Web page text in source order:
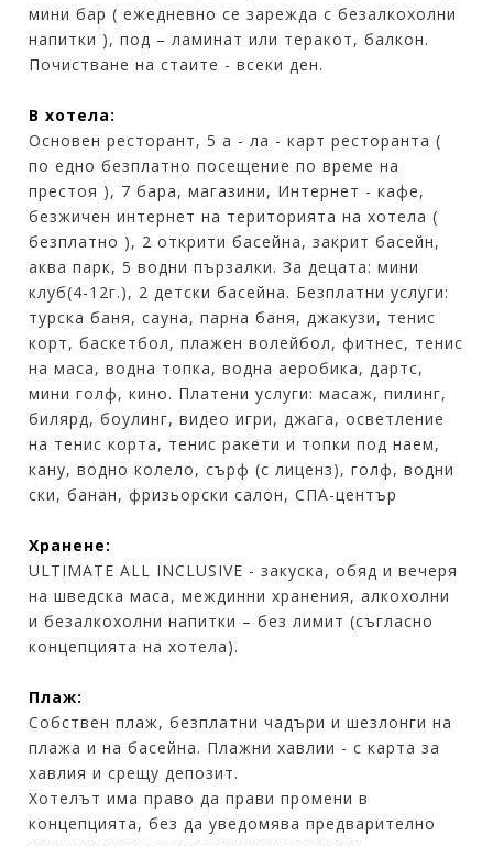
мини бар ( ежедневно се зарежда с безалкохолни
напитки ), под – ламинат или теракот, балкон.
Почистване на стаите - всеки ден.
В хотела:
Основен ресторант, 5 a - лa - карт ресторанта (
по едно безплатно посещение по време на
престоя ), 7 бара, магазини, Интернет - кафе,
безжичен интернет на територията на хотела (
безплатно ), 2 открити басейна, закрит басейн,
аква парк, 5 водни пързалки. За децата: мини
клуб(4-12г.), 2 детски басейна. Безплатни услуги:
турска баня, сауна, парна баня, джакузи, тенис
корт, баскетбол, плажен волейбол, фитнес, тенис
на маса, водна топка, водна аеробика, дартс,
мини голф, кино. Платени услуги: масаж, пилинг,
билярд, боулинг, видео игри, джага, осветление
на тенис корта, тенис ракети и топки под наем,
кану, водно колело, сърф (с лиценз), голф, водни
ски, банан, фризьорски салон, СПА-център
Хранене:
ULTIMATE ALL INCLUSIVE - закуска, обяд и вечеря
на шведска маса, междинни хранения, алкохолни
и безалкохолни напитки – без лимит (съгласно
концепцията на хотела).
Плаж:
Собствен плаж, безплатни чадъри и шезлонги на
плажа и на басейна. Плажни хавлии - с карта за
хавлия и срещу депозит.
Хотелът има право да прави промени в
концепцията, без да уведомява предварително